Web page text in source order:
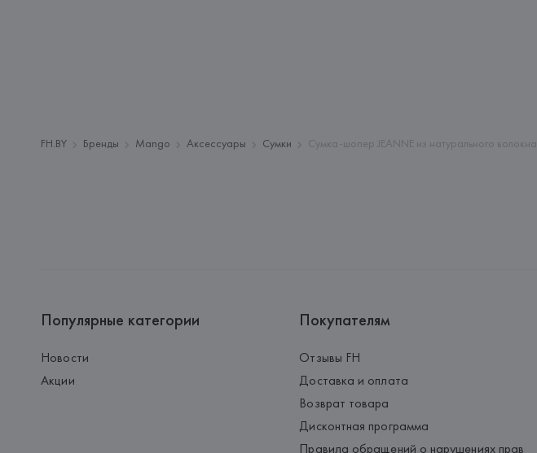
FH.BY Бренды Mango Аксессуары Сумки Сумка-шопер JEANNE из натурального волокна
Популярные категории
Новости
Акции
Покупателям
Отзывы FH
Доставка и оплата
Возврат товара
Дисконтная программа
Правила обращений о нарушениях прав